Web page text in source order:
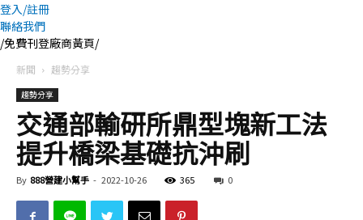
登入/註冊
聯絡我們
/免費刊登廠商黃頁/
新聞 趨勢分享
趨勢分享
交通部輸研所鼎型塊新工法
提升橋梁基礎抗沖刷
By 888營建小幫手 - 2022-10-26 365 0